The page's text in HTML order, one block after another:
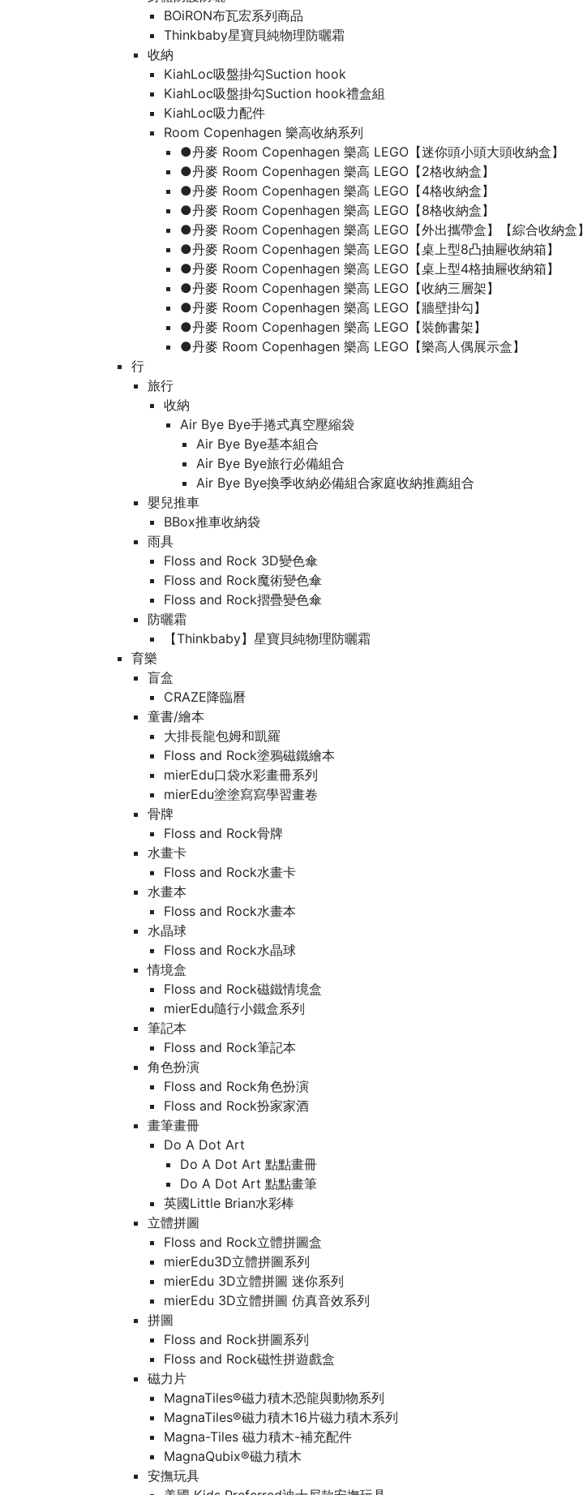
BOiRON布瓦宏系列商品
Thinkbaby星寶貝純物理防曬霜
收納
KiahLoc吸盤掛勾Suction hook
KiahLoc吸盤掛勾Suction hook禮盒組
KiahLoc吸力配件
Room Copenhagen 樂高收納系列
●丹麥 Room Copenhagen 樂高 LEGO【迷你頭小頭大頭收納盒】
●丹麥 Room Copenhagen 樂高 LEGO【2格收納盒】
●丹麥 Room Copenhagen 樂高 LEGO【4格收納盒】
●丹麥 Room Copenhagen 樂高 LEGO【8格收納盒】
●丹麥 Room Copenhagen 樂高 LEGO【外出攜帶盒】【綜合收納盒】
●丹麥 Room Copenhagen 樂高 LEGO【桌上型8凸抽屜收納箱】
●丹麥 Room Copenhagen 樂高 LEGO【桌上型4格抽屜收納箱】
●丹麥 Room Copenhagen 樂高 LEGO【收納三層架】
●丹麥 Room Copenhagen 樂高 LEGO【牆壁掛勾】
●丹麥 Room Copenhagen 樂高 LEGO【裝飾書架】
●丹麥 Room Copenhagen 樂高 LEGO【樂高人偶展示盒】
行
旅行
收納
Air Bye Bye手捲式真空壓縮袋
Air Bye Bye基本組合
Air Bye Bye旅行必備組合
Air Bye Bye換季收納必備組合家庭收納推薦組合
嬰兒推車
BBox推車收納袋
雨具
Floss and Rock 3D變色傘
Floss and Rock魔術變色傘
Floss and Rock摺疊變色傘
防曬霜
【Thinkbaby】星寶貝純物理防曬霜
育樂
盲盒
CRAZE降臨曆
童書/繪本
大排長龍包姆和凱羅
Floss and Rock塗鴉磁鐵繪本
mierEdu口袋水彩畫冊系列
mierEdu塗塗寫寫學習畫卷
骨牌
Floss and Rock骨牌
水畫卡
Floss and Rock水畫卡
水畫本
Floss and Rock水畫本
水晶球
Floss and Rock水晶球
情境盒
Floss and Rock磁鐵情境盒
mierEdu隨行小鐵盒系列
筆記本
Floss and Rock筆記本
角色扮演
Floss and Rock角色扮演
Floss and Rock扮家家酒
畫筆畫冊
Do A Dot Art
Do A Dot Art 點點畫冊
Do A Dot Art 點點畫筆
英國Little Brian水彩棒
立體拼圖
Floss and Rock立體拼圖盒
mierEdu3D立體拼圖系列
mierEdu 3D立體拼圖 迷你系列
mierEdu 3D立體拼圖 仿真音效系列
拼圖
Floss and Rock拼圖系列
Floss and Rock磁性拼遊戲盒
磁力片
MagnaTiles®磁力積木恐龍與動物系列
MagnaTiles®磁力積木16片磁力積木系列
Magna-Tiles 磁力積木-補充配件
MagnaQubix®磁力積木
安撫玩具